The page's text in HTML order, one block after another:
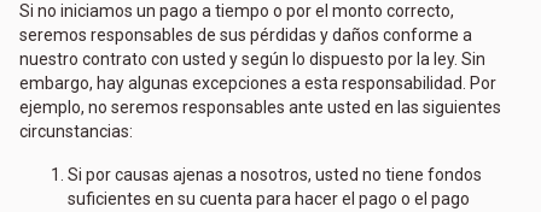
Si no iniciamos un pago a tiempo o por el monto correcto,
seremos responsables de sus pérdidas y daños conforme a
nuestro contrato con usted y según lo dispuesto por la ley. Sin
embargo, hay algunas excepciones a esta responsabilidad. Por
ejemplo, no seremos responsables ante usted en las siguientes
circunstancias:
Si por causas ajenas a nosotros, usted no tiene fondos
suficientes en su cuenta para hacer el pago o el pago